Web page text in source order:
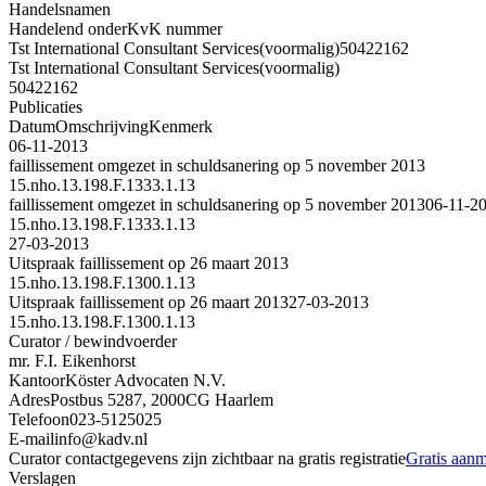
Handelsnamen
Handelend onderKvK nummer
Tst International Consultant Services(voormalig)50422162
Tst International Consultant Services(voormalig)
50422162
Publicaties
DatumOmschrijvingKenmerk
06-11-2013
faillissement omgezet in schuldsanering op 5 november 2013
15.nho.13.198.F.1333.1.13
faillissement omgezet in schuldsanering op 5 november 201306-11-
15.nho.13.198.F.1333.1.13
27-03-2013
Uitspraak faillissement op 26 maart 2013
15.nho.13.198.F.1300.1.13
Uitspraak faillissement op 26 maart 201327-03-2013
15.nho.13.198.F.1300.1.13
Curator / bewindvoerder
mr. F.I. Eikenhorst
KantoorKöster Advocaten N.V.
AdresPostbus 5287, 2000CG Haarlem
Telefoon023-5125025
E-mailinfo@kadv.nl
Curator contactgegevens zijn zichtbaar na gratis registratieGratis
Verslagen